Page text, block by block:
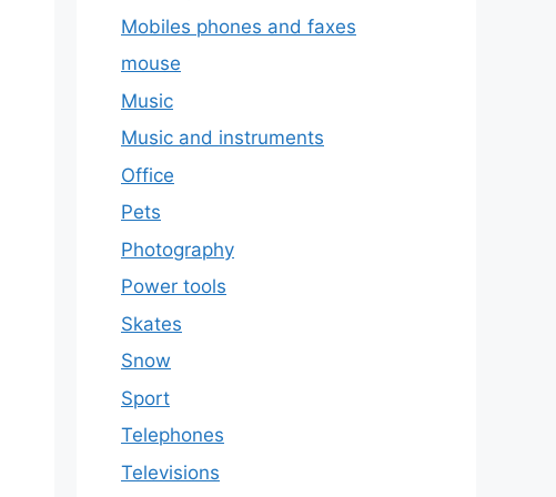
Mobiles phones and faxes
mouse
Music
Music and instruments
Office
Pets
Photography
Power tools
Skates
Snow
Sport
Telephones
Televisions